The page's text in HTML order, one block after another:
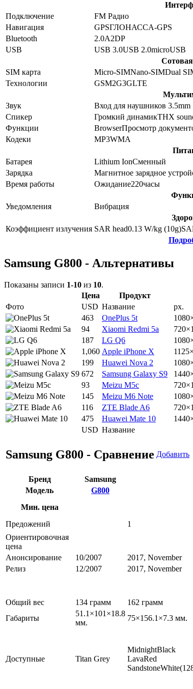
Подключение
FM Радио
Навигация
GPSГЛОНАССA-GPS
Bluetooth
2.0A2DP
USB
USB 3.0USB 2.0microUSB
SIM карта
Micro-SIMNano-SIMDual
Технологии
GSM2G3GLTE
Звук
Вход для наушников 3.5mm
Спикер
Громкий динамикTHX
Функции
BrowserПросмотр
Кодеки
MP3WMA
Батарея
Lithium IonСменный
Зарядка
Магнитное зарядное
Время работы
Ожидание220часы
Уведомления
Вибрация
Коэффициент излучения SAR head0.13 W/kg (10g)
Samsung G800 - Альтернативы
Показаны записи 1-10 из 10.
Цена
Продукт
Фото
USD Название px.
USD Название
463 OnePlus 5t
94
Xiaomi Redmi 5a
187
LG Q6
1,060 Apple iPhone X
199
Huawei Nova 2
672
Samsung Galaxy S9
93
Meizu M5c
145
Meizu M6 Note
116
ZTE Blade A6
475
Huawei Mate 10
Samsung G800 - Сравнение Добавить
Бренд Samsung
Модель
G800
Мин. цена
Предожений
1
Ориентировочная
цена
Анонсирование
10/2007 2017, November
Релиз
12/2007 2017, November
Общий вес
134 грамм 162 грамм
Габариты
51.1×101×18.8
мм.
75×156.1×7.3 мм.
Доступные Titan Grey
MidnightBlack
LavaRed